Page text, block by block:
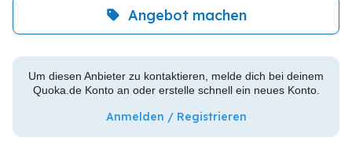
Angebot machen
Um diesen Anbieter zu kontaktieren, melde dich bei deinem
Quoka.de Konto an oder erstelle schnell ein neues Konto.
Anmelden / Registrieren